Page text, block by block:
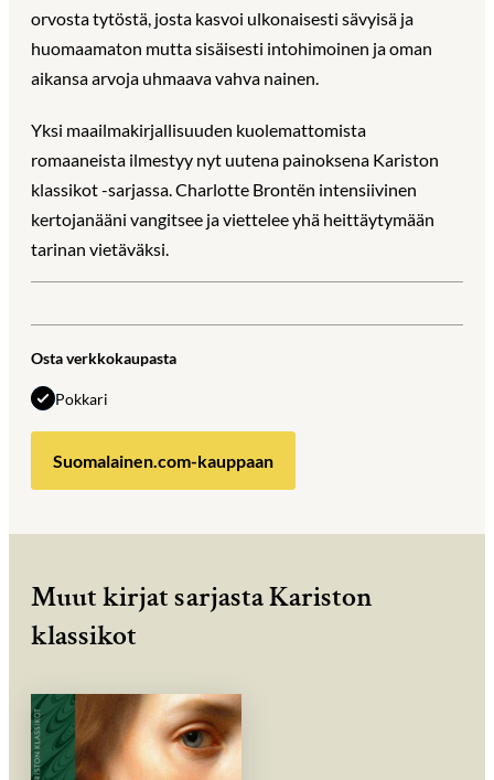
orvosta tytöstä, josta kasvoi ulkonaisesti sävyisä ja
huomaamaton mutta sisäisesti intohimoinen ja oman
aikansa arvoja uhmaava vahva nainen.
Yksi maailmakirjallisuuden kuolemattomista
romaaneista ilmestyy nyt uutena painoksena Kariston
klassikot -sarjassa. Charlotte Brontën intensiivinen
kertojanääni vangitsee ja viettelee yhä heittäytymään
tarinan vietäväksi.
Osta verkkokaupasta
Pokkari
Suomalainen.com-kauppaan
Muut kirjat sarjasta Kariston
klassikot